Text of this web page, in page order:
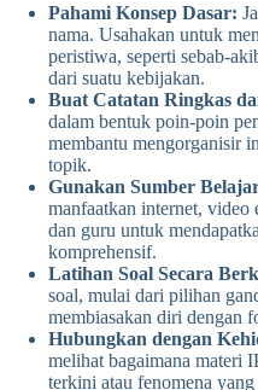
Pahami Konsep Dasar:
nama. Usahakan untuk
peristiwa, seperti sebab-
dari suatu kebijakan.
Buat Catatan Ringkas
dalam bentuk poin-poin
membantu mengorganisir
topik.
Gunakan Sumber
manfaatkan internet, video
dan guru untuk
komprehensif.
Latihan Soal Secara
soal, mulai dari pilihan
membiasakan diri dengan
Hubungkan dengan
melihat bagaimana materi
terkini atau fenomena